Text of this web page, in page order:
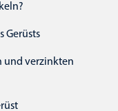
Gerüsts
und verzinkten